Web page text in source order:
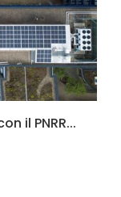
il PNRR...